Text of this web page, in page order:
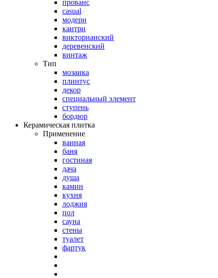
прованс
casual
модерн
кантри
викторианский
деревенский
винтаж
Тип
мозаика
плинтус
декор
специальный элемент
ступень
бордюр
Керамическая плитка
Применение
ванная
баня
гостиная
дача
душа
камин
кухня
лоджия
пол
сауна
стены
туалет
фартук